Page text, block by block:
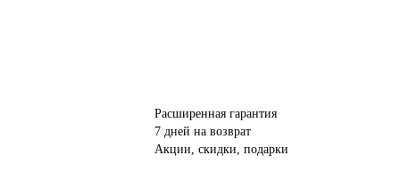
Расширенная гарантия
7 дней на возврат
Акции, скидки, подарки